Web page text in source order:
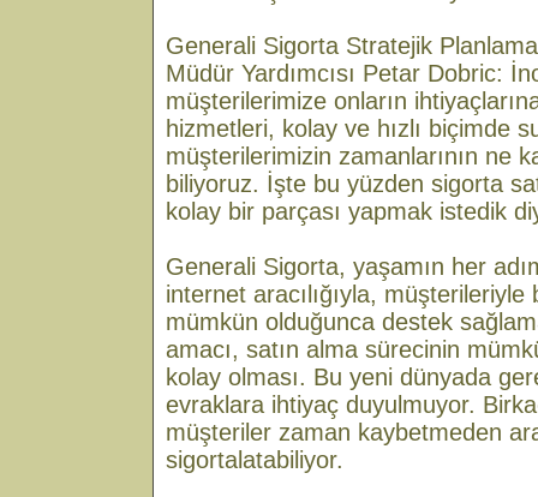
Generali Sigorta Stratejik
Müdür Yardımcısı Petar Dobric:
müşterilerimize onların
hizmetleri, kolay ve hızlı biçimde
müşterilerimizin zamanlarının ne
biliyoruz. İşte bu yüzden sigorta
kolay bir parçası yapmak istedik
Generali Sigorta, yaşamın her
internet aracılığıyla,
mümkün olduğunca destek
amacı, satın alma sürecinin
kolay olması. Bu yeni dünyada
evraklara ihtiyaç duyulmuyor.
müşteriler zaman kaybetmeden
sigortalatabiliyor.